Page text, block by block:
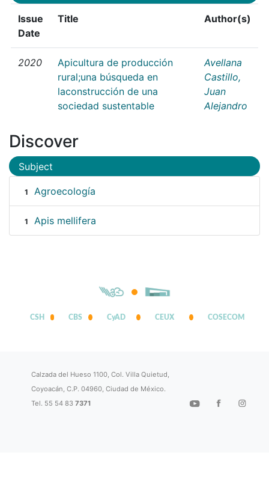
Issue
Date
Title Author(s)
2020
Apicultura de producción
rural;una búsqueda en
laconstrucción de una
sociedad sustentable
Avellana
Castillo,
Juan
Alejandro
Discover
Subject
1 Agroecología
1 Apis mellifera
CSH CBS CyAD CEUX COSECOM
Calzada del Hueso 1100, Col. Villa Quietud,
Coyoacán, C.P. 04960, Ciudad de México.
Tel. 55 54 837371